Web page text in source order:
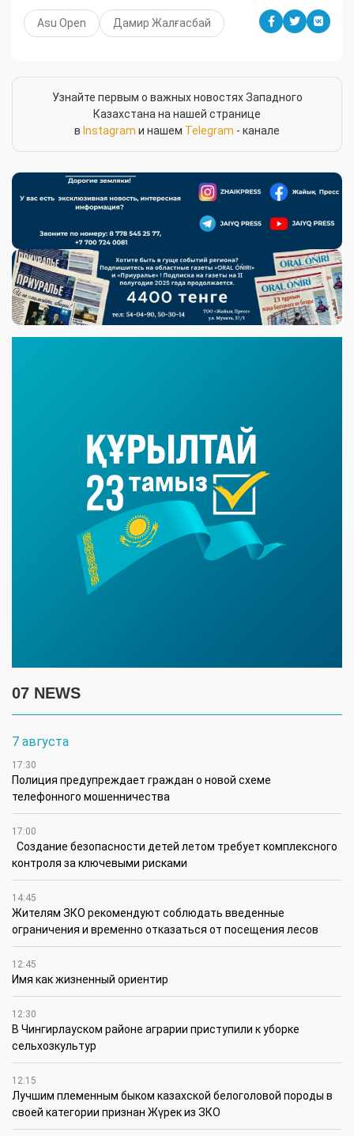
Asu Open Дамир Жалғасбай
Узнайте первым о важных новостях Западного
Казахстана на нашей странице
в Instagram и нашем Telegram - канале
07 NEWS
7 августа
17:30
Полиция предупреждает граждан о новой схеме
телефонного мошенничества
17:00
Создание безопасности детей летом требует комплексного
контроля за ключевыми рисками
14:45
Жителям ЗКО рекомендуют соблюдать введенные
ограничения и временно отказаться от посещения лесов
12:45
Имя как жизненный ориентир
12:30
В Чингирлауском районе аграрии приступили к уборке
сельхозкультур
12:15
Лучшим племенным быком казахской белоголовой породы в
своей категории признан Жүрек из ЗКО